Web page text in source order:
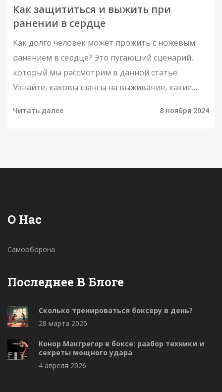
Как защититься и выжить при
ранении в сердце
Как долго человек может прожить с ножевым
ранением в сердце? Это пугающий сценарий,
который мы рассмотрим в данной статье.
Узнайте, каковы шансы на выживание, какие
и какие меры оказания первой помощи могут
Читать далее 8 ноября 2024
О Нас
Самооборона
Последнее В Блоге
Сколько тренироваться боксеру в день?
28 марта 2025
Конор Макгрегор в боксе: разбор техники и
секреты мощного удара
4 апреля 2026